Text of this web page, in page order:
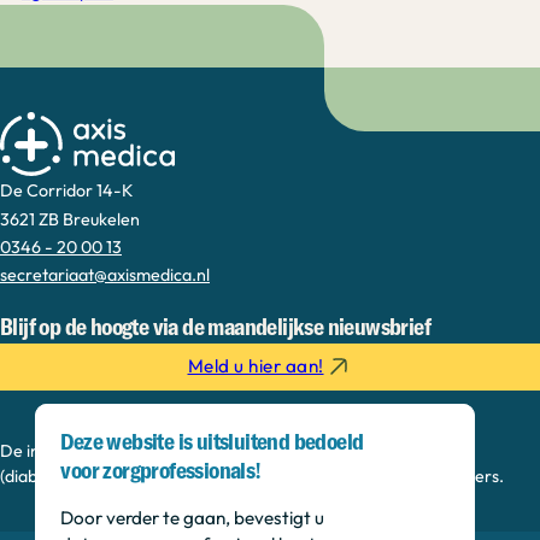
De Corridor 14-K
3621 ZB Breukelen
0346 - 20 00 13
secretariaat@axismedica.nl
Blijf op de hoogte via de maandelijkse nieuwsbrief
Meld u hier aan!
De informatie op deze sectie is bedoeld voor
(diabetes)verpleegkundigen, paramedici en praktijkondersteuners.
Deze website is uitsluitend bedoeld
voor zorgprofessionals!
Door verder te gaan, bevestigt u